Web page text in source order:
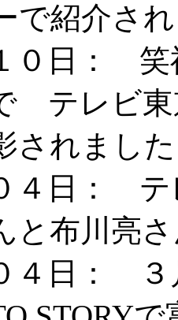
で紹介さ
０日： 笑
テレビ東
されまし
４日： テ
と布川亮
４日： ３